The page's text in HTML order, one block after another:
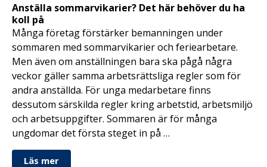
Anställa sommarvikarier? Det här behöver du ha
koll på
Många företag förstärker bemanningen under
sommaren med sommarvikarier och feriearbetare.
Men även om anställningen bara ska pågå några
veckor gäller samma arbetsrättsliga regler som för
andra anställda. För unga medarbetare finns
dessutom särskilda regler kring arbetstid, arbetsmiljö
och arbetsuppgifter. Sommaren är för många
ungdomar det första steget in på …
Läs mer